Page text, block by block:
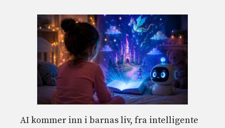
AI kommer inn i barnas liv, fra intelligente